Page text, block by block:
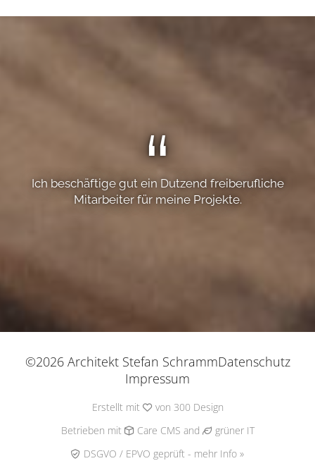
Ich beschäftige gut ein Dutzend freiberufliche
Mitarbeiter für meine Projekte.
©2026 Architekt Stefan SchrammDatenschutz
Impressum
Erstellt mit von 300 Design
Betrieben mit
Care CMS and
grüner IT
DSGVO / EPVO geprüft - mehr Info »